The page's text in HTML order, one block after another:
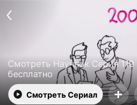
Смотреть Научпок Серия 119
бесплатно
Смотреть Сериал
Политика конфиденциальности
Открыть приложение
Ввести
Установить на ТВ
Бесплатные